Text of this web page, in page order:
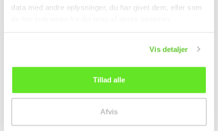
data med andre oplysninger, du har givet dem, eller som
Vis detaljer
Tillad alle
Afvis
28,00 kr. 75,00 kr.